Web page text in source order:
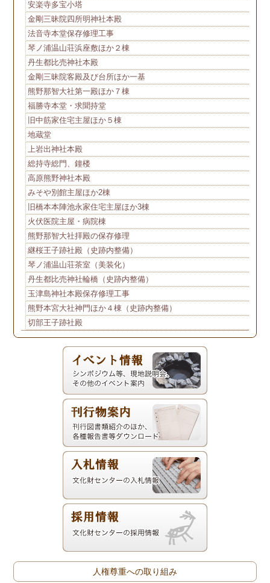
安楽寺多宝小塔
金剛三昧院四所明神社本殿
法音寺本堂保存修理工事
琴ノ浦温山荘浜座敷ほか２棟
丹生都比売神社本殿
金剛三昧院客殿及び台所ほか一基
熊野那智大社第一殿ほか７棟
福勝寺本堂・求聞持堂
旧中筋家住宅主屋ほか５棟
地蔵堂
上岩出神社本殿
総持寺総門、鐘楼
高原熊野神社本殿
みそや別館主屋ほか2棟
旧橋本本陣池永家住宅主屋ほか3棟
火伏医院主屋・病院棟
熊野那智大社拝殿の保存修理
継桜王子跡社殿（史跡内整備）
琴ノ浦温山荘茶室（美装化）
丹生都比売神社輪橋（史跡内整備）
玉津島神社本殿保存修理工事
熊野本宮大社神門ほか４棟（史跡内整備）
切部王子跡社殿
人権尊重への取り組み